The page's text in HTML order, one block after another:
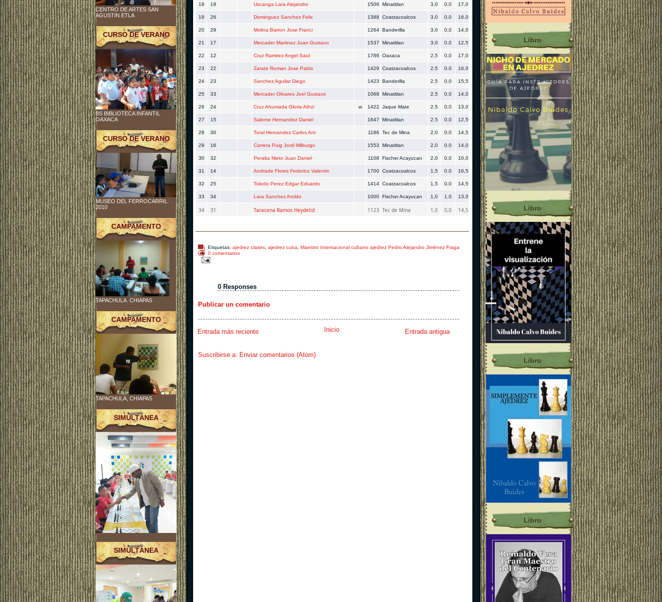
18 19 Uscanga Lara Alejandro 1506 Minatitlan 3,0 0,0 17,0 12,5 8,50 1464
19 26 Dominguez Sanchez Felix 1388 Coatzacoalcos 3,0 0,0 16,0 12,5 8,25 1819
20 29 Molina Barron Jose Franci 1264 Banderilla 3,0 0,0 14,0 10,5
21 17 Mercader Martinez Juan Gustavo 1537 Minatitlan 3,0 0,0 12,5 9,0 5,00
22 12 Cruz Ramirez Angel Saul 1786 Oaxaca 2,5 0,0 17,0 13,0 4,75 1580
23 22 Zarate Roman Jose Pablo 1429 Coatzacoalcos 2,5 0,0 16,0 12,0 1341
24 23 Sanchez Aguilar Diego 1423 Banderilla 2,5 0,0 15,5 12,0 6,00 1546
25 33 Mercader Olivares Joel Gustavo 1068 Minatitlan 2,5 0,0 14,0 10,5 1470
26 24 Cruz Ahumada Gloria Athzi w 1422 Jaque Mate 2,5 0,0 13,0 10,0 6,50 1539 -0,08
27 15 Salome Hernandez Daniel 1647 Minatitlan 2,5 0,0 12,5 8,5 1462
28 30 Toral Hernandez Carlos Ant 1186 Tec de Mina 2,0 0,0 14,5 11,0 5,00 1491
29 16 Carrera Puig Jordi Milburgo 1553 Minatitlan 2,0 0,0 14,0 10,5 3,25 1319
30 32 Peralta Nieto Juan Daniel 1108 Fischer Acayucan 2,0 0,0 10,0 7,5 4,50 1388
31 14 Andrade Flores Federico Valentin 1700 Coatzacoalcos 1,5 0,0 16,5 10,5 3,50 1271
32 25 Toledo Perez Edgar Eduardo 1414 Coatzacoalcos 1,5 0,0 14,5 11,0 762
33 34 Lara Sanchez Aroldo 1000 Fischer Acayucan 1,0 1,0 13,0 10,0
34 31 Taracena Ramos Heydelid 1123 Tec de Mina 1,0 0,0 14,5 10,5 2,00
Etiquetas: ajedrez clases ajedrez cuba
Maestro Internacional cubano ajedrez Pedro Alejandro Jiménez Fraga
0 comentarios
0 Responses
Publicar un comentario
Entrada más reciente Entrada antigua
Inicio
Suscribirse a: Enviar comentarios (Atom)
CENTRO DE ARTES SAN
AGUSTIN ETLA
CURSO DE VERANO
BS BIBLIOTECA INFANTIL
OAXACA
CURSO DE VERANO
MUSEO DEL FERROCARRIL.
2010
CAMPAMENTO
TAPACHULA. CHIAPAS
CAMPAMENTO
TAPACHULA, CHIAPAS
SIMULTÁNEA
SIMULTÁNEA
Libro
Libro
Libro
Libro